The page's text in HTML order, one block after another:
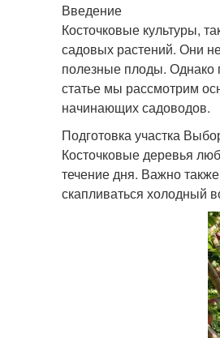
Введение
Косточковые культуры,
садовых растений. Они
полезные плоды. Однако
статье мы рассмотрим
начинающих садоводов.
Подготовка участка
Косточковые деревья
течение дня. Важно
скапливаться холодный